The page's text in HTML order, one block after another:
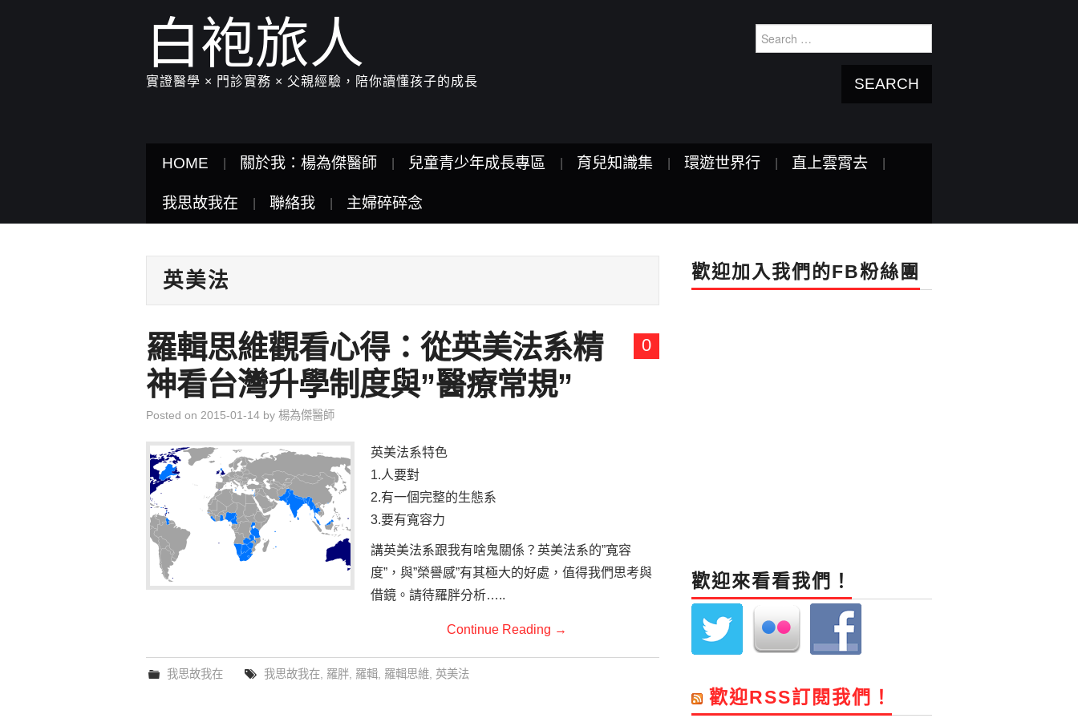
白袍旅人
實證醫學 × 門診實務 × 父親經驗，陪你讀懂孩子的成長
for:
HOME 關於我：楊為傑醫師 兒童青少年成長專區 育兒知識集 環遊世界行 直上雲霄去
我思故我在 聯絡我 主婦碎碎念
英美法
0
羅輯思維觀看心得：從英美法系精
神看台灣升學制度與”醫療常規”
Posted on 2015-01-14 by 楊為傑醫師
英美法系特色
1.人要對
2.有一個完整的生態系
3.要有寬容力
講英美法系跟我有啥鬼關係？英美法系的”寬容
度”，與”榮譽感”有其極大的好處，值得我們思考與
借鏡。請待羅胖分析…..
Continue Reading →
我思故我在 我思故我在, 羅胖, 羅輯, 羅輯思維, 英美法
歡迎加入我們的FB粉絲團
歡迎來看看我們！
歡迎RSS訂閱我們！